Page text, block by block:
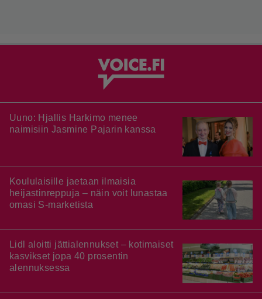
Uuno: Hjallis Harkimo menee
naimisiin Jasmine Pajarin kanssa
Koululaisille jaetaan ilmaisia
heijastinreppuja – näin voit lunastaa
omasi S-marketista
Lidl aloitti jättialennukset – kotimaiset
kasvikset jopa 40 prosentin
alennuksessa